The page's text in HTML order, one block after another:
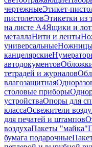
чертежныеЭтикет-
пистолетовЭтикетки из
на листе А4Ящики и
металлаНити и ленты
универсальныеНожницы
канцелярские
автодокументов
тетрадей и журналов
влагозащитная
столовые приборы
устройстваОпоры для
классаОсвежители
для печатей и штампов
воздухаПакеты "майка"
бумага подарочные